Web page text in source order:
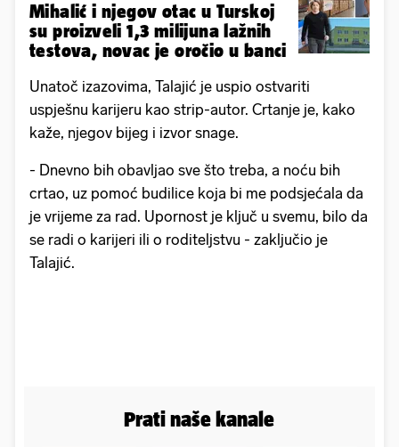
Mihalić i njegov otac u Turskoj
su proizveli 1,3 milijuna lažnih
testova, novac je oročio u banci
Unatoč izazovima, Talajić je uspio ostvariti
uspješnu karijeru kao strip-autor. Crtanje je, kako
kaže, njegov bijeg i izvor snage.
- Dnevno bih obavljao sve što treba, a noću bih
crtao, uz pomoć budilice koja bi me podsjećala da
je vrijeme za rad. Upornost je ključ u svemu, bilo da
se radi o karijeri ili o roditeljstvu - zaključio je
Talajić.
Prati naše kanale